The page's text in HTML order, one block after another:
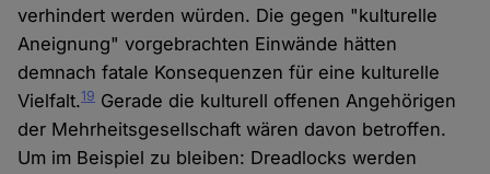
verhindert werden würden. Die gegen "kulturelle
Aneignung" vorgebrachten Einwände hätten
demnach fatale Konsequenzen für eine kulturelle
Vielfalt.19 Gerade die kulturell offenen Angehörigen
der Mehrheitsgesellschaft wären davon betroffen.
Um im Beispiel zu bleiben: Dreadlocks werden